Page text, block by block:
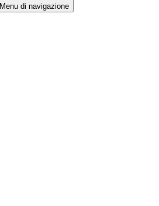
Menu di navigazione